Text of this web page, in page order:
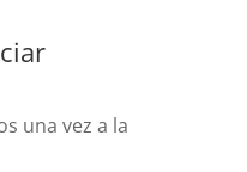
una vez a la